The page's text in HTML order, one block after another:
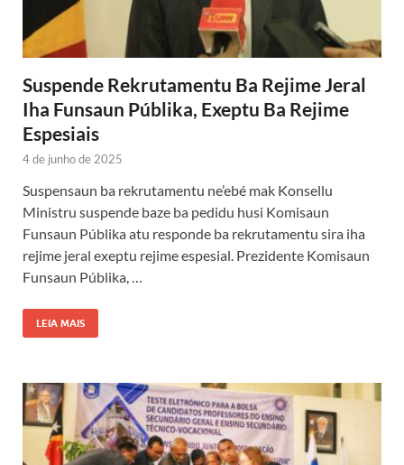
Suspende Rekrutamentu Ba Rejime Jeral
Iha Funsaun Públika, Exeptu Ba Rejime
Espesiais
4 de junho de 2025
Suspensaun ba rekrutamentu ne’ebé mak Konsellu
Ministru suspende baze ba pedidu husi Komisaun
Funsaun Públika atu responde ba rekrutamentu sira iha
rejime jeral exeptu rejime espesial. Prezidente Komisaun
Funsaun Públika, …
LEIA MAIS